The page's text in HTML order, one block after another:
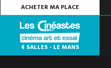
ACHETER MA PLACE
4 SALLES - LE MANS